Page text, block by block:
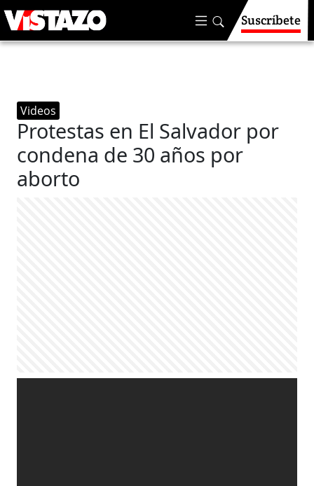
Suscríbete
Videos
Protestas en El Salvador por
condena de 30 años por
aborto